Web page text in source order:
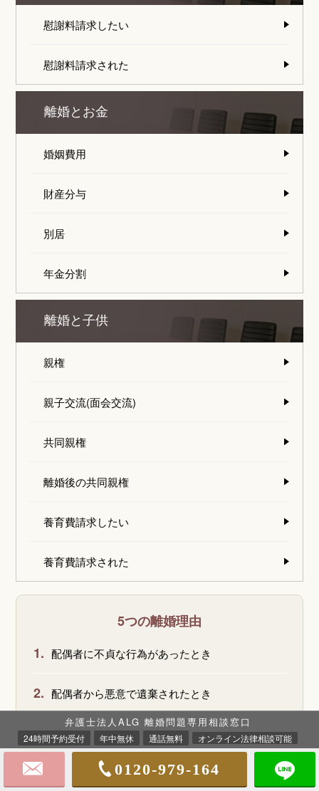
慰謝料請求したい
慰謝料請求された
離婚とお金
婚姻費用
財産分与
別居
年金分割
離婚と子供
親権
親子交流(面会交流)
共同親権
離婚後の共同親権
養育費請求したい
養育費請求された
5つの離婚理由
1. 配偶者に不貞な行為があったとき
2. 配偶者から悪意で遺棄されたとき
3. 配偶者の生死が3年以上明らかでないとき
4.
配偶者が強度の精神病にかかり、回復の見込みが
弁護士法人ALG 離婚問題専用相談窓口
24時間予約受付 年中無休 通話無料 オンライン法律相談可能
0120-979-164